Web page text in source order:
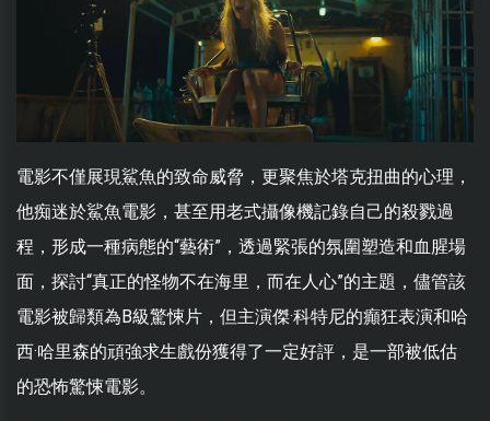
電影不僅展現鯊魚的致命威脅，更聚焦於塔克扭曲的心理，
他痴迷於鯊魚電影，甚至用老式攝像機記錄自己的殺戮過
程，形成一種病態的“藝術”，透過緊張的氛圍塑造和血腥場
面，探討“真正的怪物不在海里，而在人心”的主題，儘管該
電影被歸類為B級驚悚片，但主演傑·科特尼的癲狂表演和哈
西·哈里森的頑強求生戲份獲得了一定好評，是一部被低估
的恐怖驚悚電影。